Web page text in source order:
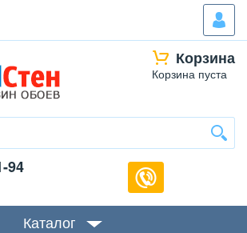
Корзина
Корзина пуста
94
Каталог